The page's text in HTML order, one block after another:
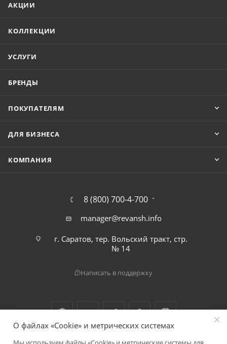
АКЦИИ
КОЛЛЕКЦИИ
УСЛУГИ
БРЕНДЫ
ПОКУПАТЕЛЯМ
ДЛЯ БИЗНЕСА
КОМПАНИЯ
8 (800) 700-4-700
manager@revansh.info
г. Саратов, тер. Вольский тракт, стр.
№ 14
Написать в поддержку
О файлах «Cookie» и метрических системах